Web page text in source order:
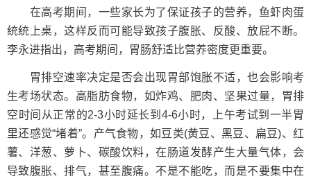
在高考期间，一些家长为了保证孩子的营养，鱼虾肉蛋
统统上桌，这样反而可能导致孩子腹胀、反酸、放屁不断。
李永进指出，高考期间，胃肠舒适比营养密度更重要。
胃排空速率决定是否会出现胃部饱胀不适，也会影响考
生考场状态。高脂肪食物，如炸鸡、肥肉、坚果过量，胃排
空时间从正常的2-3小时延长到4-6小时，上午考试到一半胃
里还感觉“堵着”。产气食物，如豆类(黄豆、黑豆、扁豆)、红
薯、洋葱、萝卜、碳酸饮料，在肠道发酵产生大量气体，会
导致腹胀、排气，甚至腹痛。不是不能吃，而是不要集中在